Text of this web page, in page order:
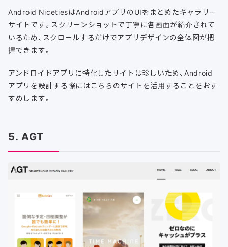
Android NicetiesはAndroidアプリのUIをまとめたギャラリー
サイトです。スクリーンショットで丁寧に各画面が紹介されて
いるため、スクロールするだけでアプリデザインの全体図が把
握できます。
アンドロイドアプリに特化したサイトは珍しいため、Android
アプリを設計する際にはこちらのサイトを活用することをおす
すめします。
5. AGT